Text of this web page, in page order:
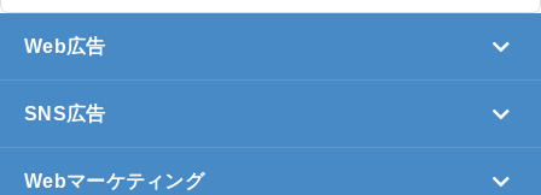
Web広告
SNS広告
Webマーケティング